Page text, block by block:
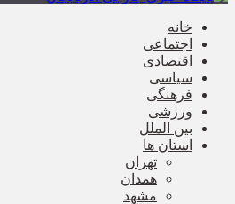
خانه
اجتماعی
اقتصادی
سیاسی
فرهنگی
ورزشی
بین الملل
استان ها
تهران
همدان
مشهد